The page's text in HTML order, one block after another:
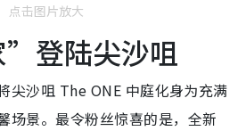
点击图片放大
”登陆尖沙咀
沙咀 The ONE 中庭化身为充满
场景。最令粉丝惊喜的是，全新